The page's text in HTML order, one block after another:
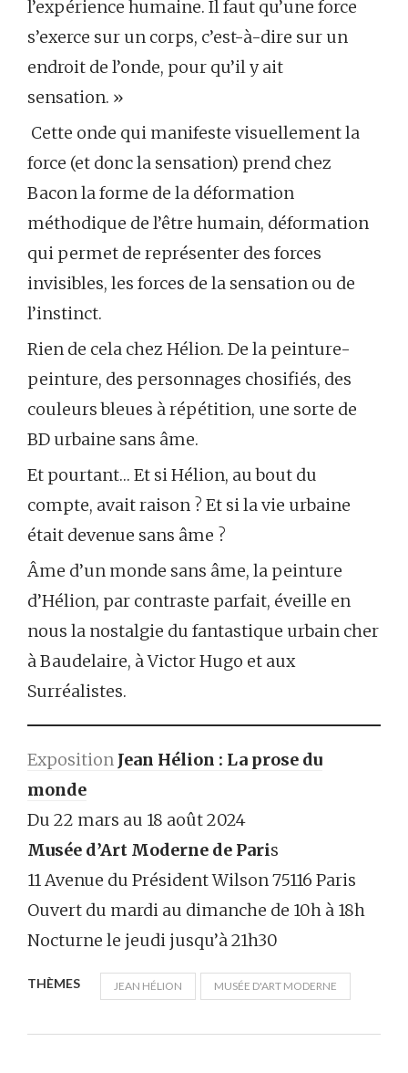
l’expérience humaine. Il faut qu’une force
s’exerce sur un corps, c’est-à-dire sur un
endroit de l’onde, pour qu’il y ait
sensation. »
Cette onde qui manifeste visuellement la
force (et donc la sensation) prend chez
Bacon la forme de la déformation
méthodique de l’être humain, déformation
qui permet de représenter des forces
invisibles, les forces de la sensation ou de
l’instinct.
Rien de cela chez Hélion. De la peinture-
peinture, des personnages chosifiés, des
couleurs bleues à répétition, une sorte de
BD urbaine sans âme.
Et pourtant… Et si Hélion, au bout du
compte, avait raison ? Et si la vie urbaine
était devenue sans âme ?
Âme d’un monde sans âme, la peinture
d’Hélion, par contraste parfait, éveille en
nous la nostalgie du fantastique urbain cher
à Baudelaire, à Victor Hugo et aux
Surréalistes.
Exposition Jean Hélion : La prose du
monde
Du 22 mars au 18 août 2024
Musée d’Art Moderne de Paris
11 Avenue du Président Wilson 75116 Paris
Ouvert du mardi au dimanche de 10h à 18h
Nocturne le jeudi jusqu’à 21h30
THÈMES JEAN HÉLION MUSÉE D'ART MODERNE